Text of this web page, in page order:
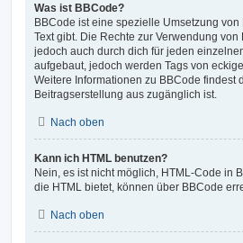
Was ist BBCode?
BBCode ist eine spezielle Umsetzung
Text gibt. Die Rechte zur Verwendung
jedoch auch durch dich für jeden
aufgebaut, jedoch werden Tags von
Weitere Informationen zu BBCode
Beitragserstellung aus zugänglich ist.
Nach oben
Kann ich HTML benutzen?
Nein, es ist nicht möglich, HTML-Code in
die HTML bietet, können über BBCode
Nach oben